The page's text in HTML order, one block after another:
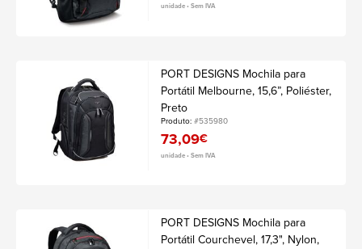
unidade • Sem IVA
PORT DESIGNS Mochila para
Portátil Melbourne, 15,6”, Poliéster,
Preto
Produto:#535980
73,09€
unidade • Sem IVA
PORT DESIGNS Mochila para
Portátil Courchevel, 17,3", Nylon,